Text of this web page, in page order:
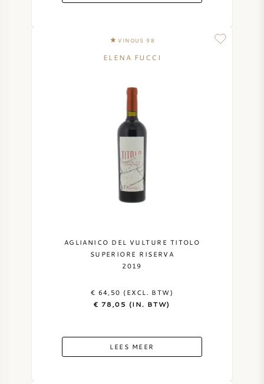
VINOUS 98
ELENA FUCCI
AGLIANICO DEL VULTURE TITOLO
SUPERIORE RISERVA
2019
€ 64,50 (EXCL. BTW)
€ 78,05 (IN. BTW)
LEES MEER